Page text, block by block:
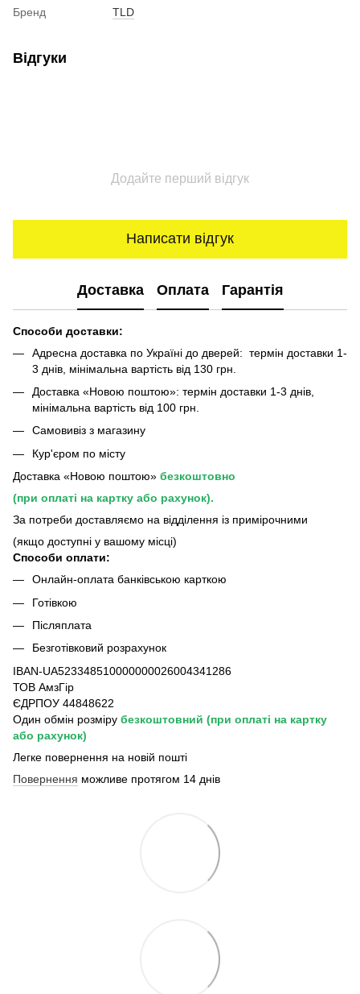
Бренд
TLD
Відгуки
Додайте перший відгук
Написати відгук
Доставка Оплата Гарантія
Способи доставки:
Адресна доставка по Україні до дверей: термін доставки 1-
3 днів, мінімальна вартість від 130 грн.
Доставка «Новою поштою»: термін доставки 1-3 днів,
мінімальна вартість від 100 грн.
Самовивіз з магазину
Кур'єром по місту
Доставка «Новою поштою» безкоштовно
(при оплаті на картку або рахунок).
За потреби доставляємо на відділення із примірочними
(якщо доступні у вашому місці)
Способи оплати:
Онлайн-оплата банківською карткою
Готівкою
Післяплата
Безготівковий розрахунок
IBAN-UA523348510000000026004341286
ТОВ АмзГір
ЄДРПОУ 44848622
Один обмін розміру безкоштовний (при оплаті на картку
або рахунок)
Легке повернення на новій пошті
Повернення можливе протягом 14 днів